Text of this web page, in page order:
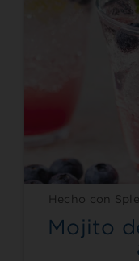
Hecho con
Mojito